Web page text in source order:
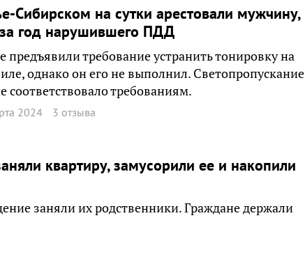
Сибирском на сутки арестовали мужчину,
год нарушившего ПДД
требование устранить тонировку на
однако он его не выполнил. Светопропускание
соответствовало требованиям.
2024 3 отзыва
квартиру, замусорили ее и накопили
заняли их родственники. Граждане держали